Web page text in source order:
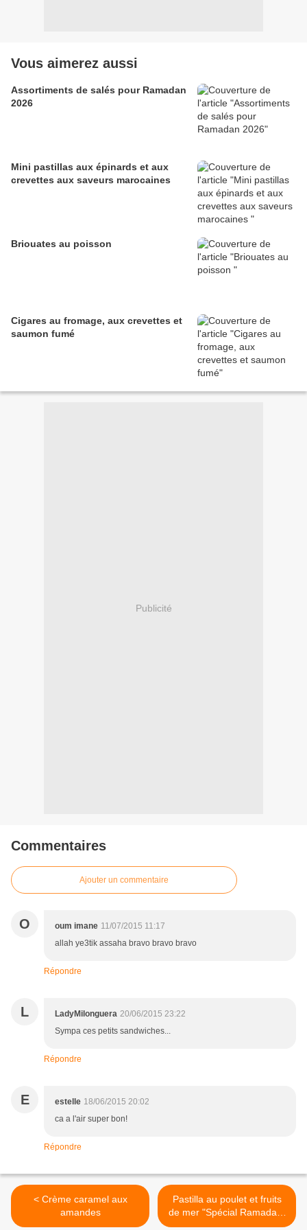
Vous aimerez aussi
Assortiments de salés pour Ramadan
2026
Mini pastillas aux épinards et aux
crevettes aux saveurs marocaines
Briouates au poisson
Cigares au fromage, aux crevettes et
saumon fumé
Publicité
Commentaires
Ajouter un commentaire
O oum imane 11/07/2015 11:17
allah ye3tik assaha bravo bravo bravo
Répondre
L LadyMilonguera 20/06/2015 23:22
Sympa ces petits sandwiches...
Répondre
E estelle 18/06/2015 20:02
ca a l'air super bon!
Répondre
< Crème caramel aux
amandes
Pastilla au poulet et fruits
de mer "Spécial Ramadan"
>